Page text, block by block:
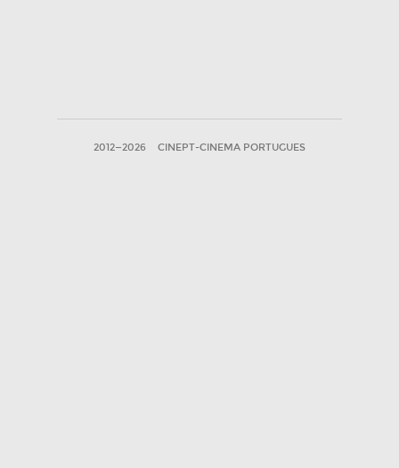
2012—2026 CINEPT-CINEMA PORTUGUES